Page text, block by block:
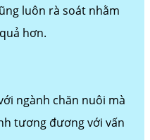
luôn rà soát nhằm
hơn.
ngành chăn nuôi mà
tương đương với vấn